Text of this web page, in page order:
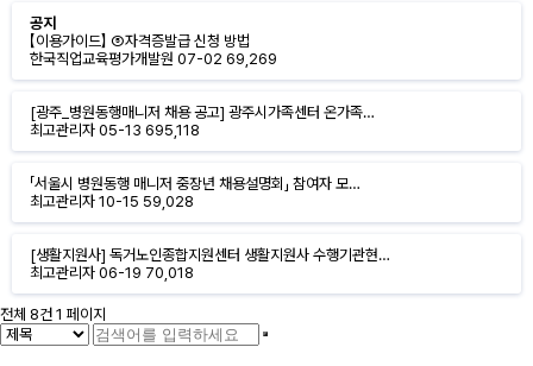
공지
【이용가이드】 ⑤자격증발급 신청 방법
한국직업교육평가개발원 07-02 69,269
[광주_병원동행매니저 채용 공고] 광주시가족센터 온가족…
최고관리자 05-13 695,118
「서울시 병원동행 매니저 중장년 채용설명회」 참여자 모…
최고관리자 10-15 59,028
[생활지원사] 독거노인종합지원센터 생활지원사 수행기관현…
최고관리자 06-19 70,018
전체 8건 1 페이지